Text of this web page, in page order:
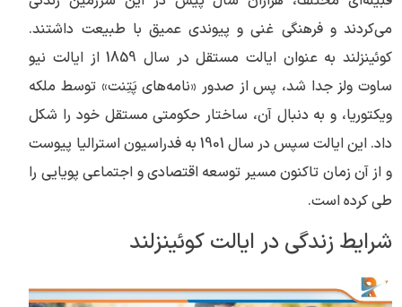
می‌کردند و فرهنگی غنی و پیوندی عمیق با طبیعت داشتند.
کوئینزلند به عنوان ایالت مستقل در سال 1859 از ایالت نیو
ساوت ولز جدا شد، پس از صدور «نامه‌های پَتِنت» توسط ملکه
ویکتوریا، و به دنبال آن، ساختار حکومتی مستقل خود را شکل
داد. این ایالت سپس در سال 1901 به فدراسیون استرالیا پیوست
و از آن زمان تاکنون مسیر توسعه اقتصادی و اجتماعی پویایی را
طی کرده است.
شرایط زندگی در ایالت کوئینزلند